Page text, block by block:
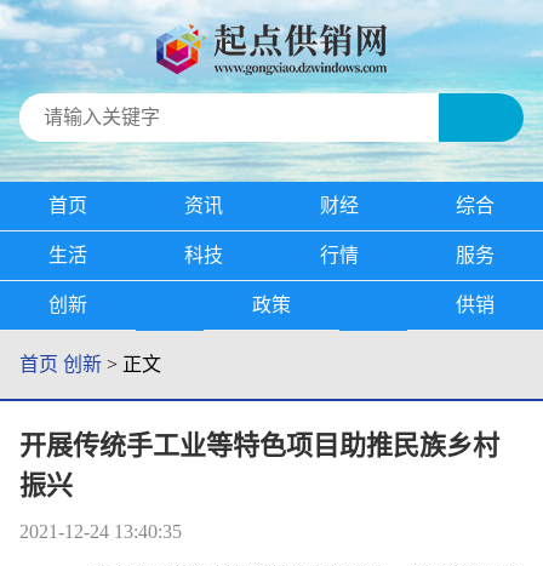
首页 资讯 财经 综合
生活 科技 行情 服务
创新 政策 供销
首页 创新 > 正文
开展传统手工业等特色项目助推民族乡村
振兴
2021-12-24 13:40:35